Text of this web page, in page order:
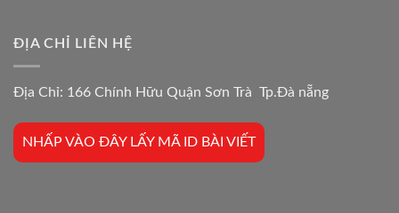
ĐỊA CHỈ LIÊN HỆ
Địa Chỉ: 166 Chính Hữu Quận Sơn Trà Tp.Đà nẵng
NHẤP VÀO ĐÂY LẤY MÃ ID BÀI VIẾT